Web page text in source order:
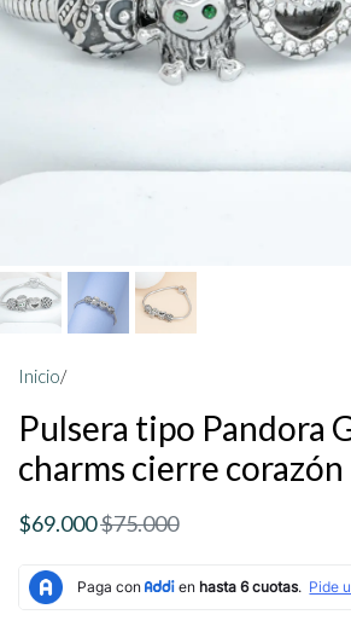
Inicio/
Pulsera tipo Pandora
charms cierre corazón
$69.000$75.000